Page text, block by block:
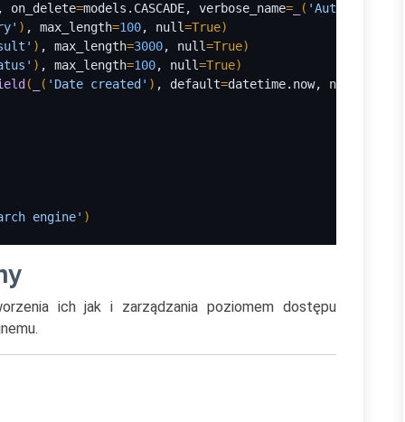
on_delete=models.CASCADE, verbose_name= ( 'Autor'
) , max_length=100, null=True)
) , max_length=3000, null=True)
) , max_length=100, null=True)
( ( 'Date created' ) , default=datetime.now, null
engine' )
ich jak i zarządzania poziomem dostępu